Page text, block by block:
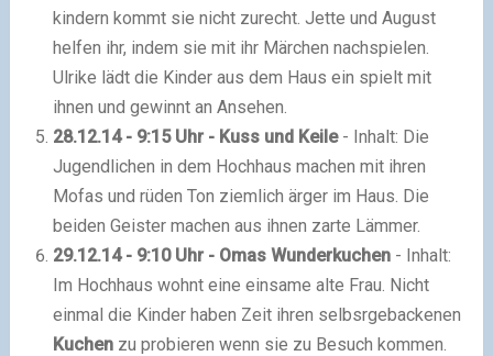
kindern kommt sie nicht zurecht. Jette und August
helfen ihr, indem sie mit ihr Märchen nachspielen.
Ulrike lädt die Kinder aus dem Haus ein spielt mit
ihnen und gewinnt an Ansehen.
28.12.14 - 9:15 Uhr - Kuss und Keile- Inhalt: Die
Jugendlichen in dem Hochhaus machen mit ihren
Mofas und rüden Ton ziemlich ärger im Haus. Die
beiden Geister machen aus ihnen zarte Lämmer.
29.12.14 - 9:10 Uhr - Omas Wunderkuchen- Inhalt:
Im Hochhaus wohnt eine einsame alte Frau. Nicht
einmal die Kinder haben Zeit ihren selbsrgebackenen
Kuchenzu probieren wenn sie zu Besuch kommen.